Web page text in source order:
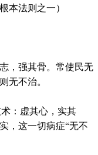
本法则之一）
，强其骨。常使民无
无不治。
：虚其心，实其
，这一切病症“无不